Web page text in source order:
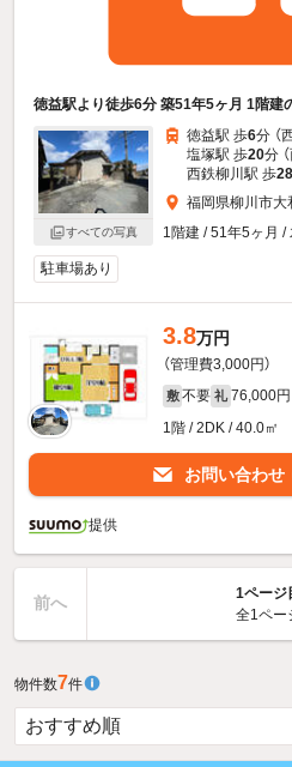
徳益駅より徒歩6分 築51年5ヶ月 1階建
すべての写真
徳益駅 歩6分 （
塩塚駅 歩20分
西鉄柳川駅 歩28
福岡県柳川市大
1階建 / 51年5ヶ月 /
駐車場あり
3.8万円
（管理費3,000円）
敷 不要 礼 76,000円
1階 / 2DK / 40.0㎡
お問い合わせ
提供
前へ
1ページ
全1ペー
物件数7件